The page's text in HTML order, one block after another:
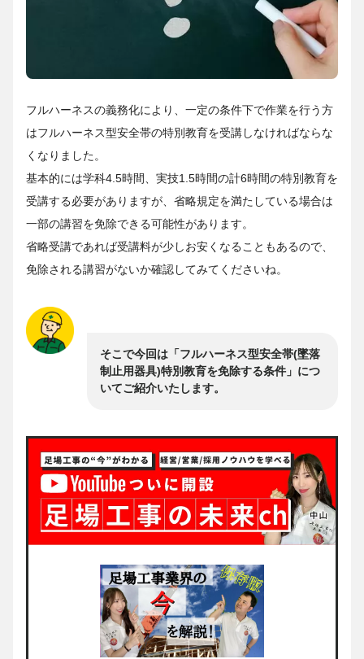
フルハーネスの義務化により、一定の条件下で作業を行う方
はフルハーネス型安全帯の特別教育を受講しなければならな
くなりました。
基本的には学科4.5時間、実技1.5時間の計6時間の特別教育を
受講する必要がありますが、省略規定を満たしている場合は
一部の講習を免除できる可能性があります。
省略受講であれば受講料が少しお安くなることもあるので、
免除される講習がないか確認してみてくださいね。
そこで今回は「フルハーネス型安全帯(墜落
制止用器具)特別教育を免除する条件」につ
いてご紹介いたします。